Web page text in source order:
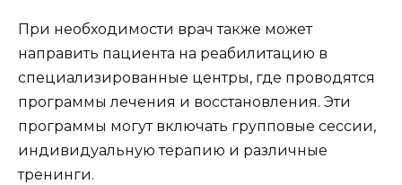
При необходимости врач также может
направить пациента на реабилитацию в
специализированные центры, где проводятся
программы лечения и восстановления. Эти
программы могут включать групповые сессии,
индивидуальную терапию и различные
тренинги.